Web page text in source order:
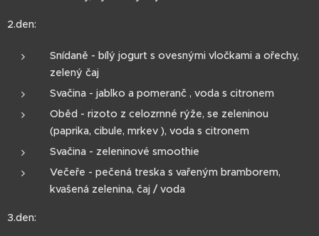
2.den:
Snídaně - bílý jogurt s ovesnými vločkami a ořechy,
zelený čaj
Svačina - jablko a pomeranč , voda s citronem
Oběd - rizoto z celozrnné rýže, se zeleninou
(paprika, cibule, mrkev ), voda s citronem
Svačina - zeleninové smoothie
Večeře - pečená treska s vařeným bramborem,
kvašená zelenina, čaj / voda
3.den: